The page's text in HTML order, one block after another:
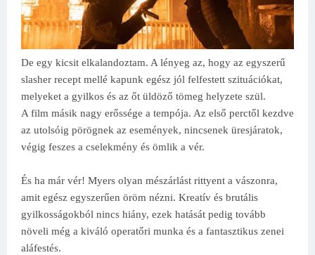
De egy kicsit elkalandoztam. A lényeg az, hogy az egyszerű
slasher recept mellé kapunk egész jól felfestett szituációkat,
melyeket a gyilkos és az őt üldöző tömeg helyzete szül.
A film másik nagy erőssége a tempója. Az első perctől kezdve
az utolsóig pörögnek az események, nincsenek üresjáratok,
végig feszes a cselekmény és ömlik a vér.
És ha már vér! Myers olyan mészárlást rittyent a vászonra,
amit egész egyszerűen öröm nézni. Kreatív és brutális
gyilkosságokból nincs hiány, ezek hatását pedig tovább
növeli még a kiváló operatőri munka és a fantasztikus zenei
aláfestés.